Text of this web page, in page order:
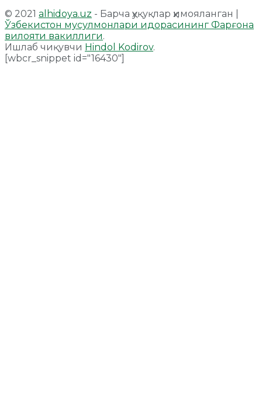
© 2021 alhidoya.uz - Барча ҳуқуқлар ҳимояланган |
Ўзбекистон мусулмонлари идорасининг Фарғона
вилояти вакиллиги.
Ишлаб чиқувчи Hindol Kodirov.
[wbcr_snippet id="16430"]